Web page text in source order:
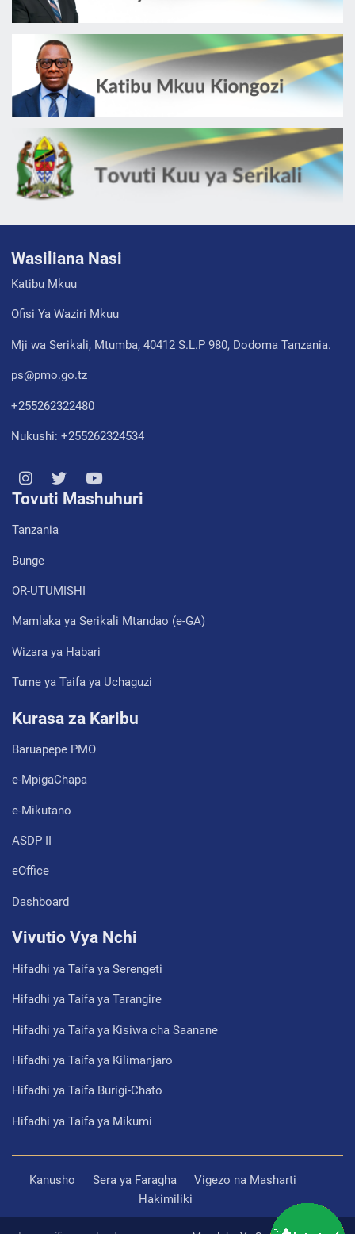
Wasiliana Nasi
Katibu Mkuu
Ofisi Ya Waziri Mkuu
Mji wa Serikali, Mtumba, 40412 S.L.P 980, Dodoma Tanzania.
ps@pmo.go.tz
+255262322480
Nukushi: +255262324534
Tovuti Mashuhuri
Tanzania
Bunge
OR-UTUMISHI
Mamlaka ya Serikali Mtandao (e-GA)
Wizara ya Habari
Tume ya Taifa ya Uchaguzi
Kurasa za Karibu
Baruapepe PMO
e-MpigaChapa
e-Mikutano
ASDP II
eOffice
Dashboard
Vivutio Vya Nchi
Hifadhi ya Taifa ya Serengeti
Hifadhi ya Taifa ya Tarangire
Hifadhi ya Taifa ya Kisiwa cha Saanane
Hifadhi ya Taifa ya Kilimanjaro
Hifadhi ya Taifa Burigi-Chato
Hifadhi ya Taifa ya Mikumi
Kanusho Sera ya Faragha
Vigezo na Masharti
Hakimiliki